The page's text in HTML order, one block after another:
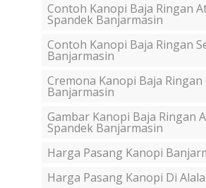
Contoh Kanopi Baja Ringan
Spandek Banjarmasin
Contoh Kanopi Baja Ringan
Banjarmasin
Cremona Kanopi Baja Ringan
Banjarmasin
Gambar Kanopi Baja Ringan
Spandek Banjarmasin
Harga Pasang Kanopi
Harga Pasang Kanopi Di